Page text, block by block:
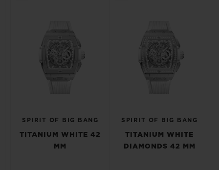
SPIRIT OF BIG BANG
TITANIUM WHITE 42
MM
SPIRIT OF BIG BANG
TITANIUM WHITE
DIAMONDS 42 MM